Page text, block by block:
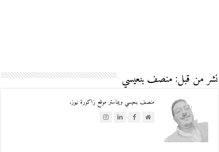
نشر من قبل: منصف بنعيسي
منصف بنعيسي ويبماستر موقع زاكورة نيوز.